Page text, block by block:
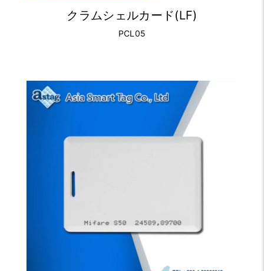
クラムシェルカード(LF)
PCL05